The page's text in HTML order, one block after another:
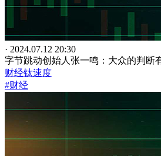
· 2024.07.12 20:30
字节跳动创始人张一鸣：大众的判断
财经钛速度
#财经